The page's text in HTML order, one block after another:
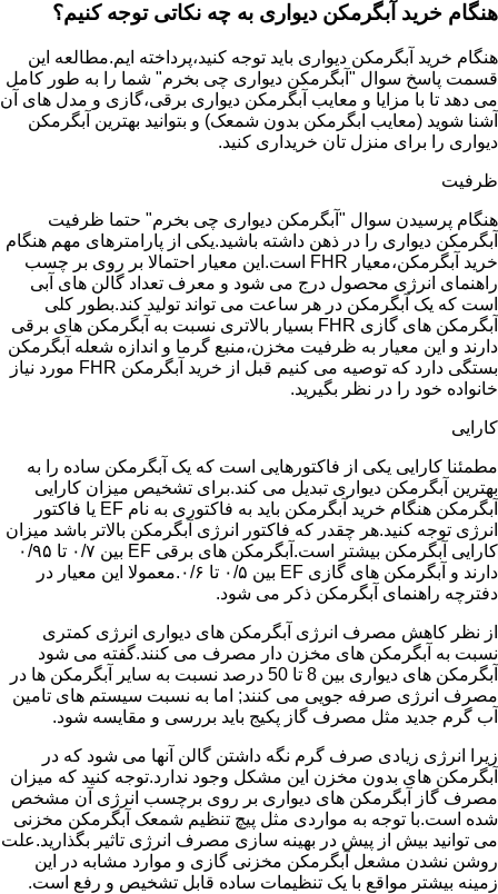
هنگام خرید آبگرمکن دیواری به چه نکاتی توجه کنیم؟
هنگام خرید آبگرمکن دیواری باید توجه کنید،پرداخته ایم.مطالعه این
قسمت پاسخ سوال "آبگرمکن دیواری چی بخرم" شما را به طور کامل
می دهد تا با مزایا و معایب آبگرمکن دیواری برقی،گازی و مدل های آن
آشنا شوید (معایب ابگرمکن بدون شمعک) و بتوانید بهترین آبگرمکن
دیواری را برای منزل تان خریداری کنید.
ظرفیت
هنگام پرسیدن سوال "آبگرمکن دیواری چی بخرم" حتما ظرفیت
آبگرمکن دیواری را در ذهن داشته باشید.یکی از پارامترهای مهم هنگام
خرید آبگرمکن،معیار FHR است.این معیار احتمالا بر روی بر چسب
راهنمای انرژی محصول درج می شود و معرف تعداد گالن های آبی
است که یک آبگرمکن در هر ساعت می تواند تولید کند.بطور کلی
آبگرمکن های گازی FHR بسیار بالاتری نسبت به آبگرمکن های برقی
دارند و این معیار به ظرفیت مخزن،منبع گرما و اندازه شعله آبگرمکن
بستگی دارد که توصیه می کنیم قبل از خرید آبگرمکن FHR مورد نیاز
خانواده خود را در نظر بگیرید.
کارایی
مطمئنا کارایی یکی از فاکتورهایی است که یک آبگرمکن ساده را به
بهترین آبگرمکن دیواری تبدیل می کند.برای تشخیص میزان کارایی
آبگرمکن هنگام خرید آبگرمکن باید به فاکتوری به نام EF یا فاکتور
انرژی توجه کنید.هر چقدر که فاکتور انرژی آبگرمکن بالاتر باشد میزان
کارایی آبگرمکن بیشتر است.آبگرمکن های برقی EF بین ۰/۷ تا ۰/۹۵
دارند و آبگرمکن های گازی EF بین ۰/۵ تا ۰/۶.معمولا این معیار در
دفترچه راهنمای آبگرمکن ذکر می شود.
از نظر کاهش مصرف انرژی آبگرمکن های دیواری انرژی کمتری
نسبت به آبگرمکن های مخزن دار مصرف می کنند.گفته می شود
آبگرمکن های دیواری بین 8 تا 50 درصد نسبت به سایر آبگرمکن ها در
مصرف انرژی صرفه جویی می کنند; اما به نسبت سیستم های تامین
آب گرم جدید مثل مصرف گاز پکیج باید بررسی و مقایسه شود.
زیرا انرژی زیادی صرف گرم نگه داشتن گالن آنها می شود که در
آبگرمکن های بدون مخزن این مشکل وجود ندارد.توجه کنید که میزان
مصرف گاز آبگرمکن های دیواری بر روی برچسب انرژی آن مشخص
شده است.با توجه به مواردی مثل پیچ تنظیم شمعک آبگرمکن مخزنی
می توانید بیش از پیش در بهینه سازی مصرف انرژی تاثیر بگذارید.علت
روشن نشدن مشعل آبگرمکن مخزنی گازی و موارد مشابه در این
زمینه بیشتر مواقع با یک تنظیمات ساده قابل تشخیص و رفع است.